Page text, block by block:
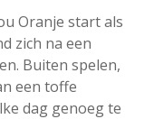
Oranje start als
zich na een
Buiten spelen,
een toffe
dag genoeg te